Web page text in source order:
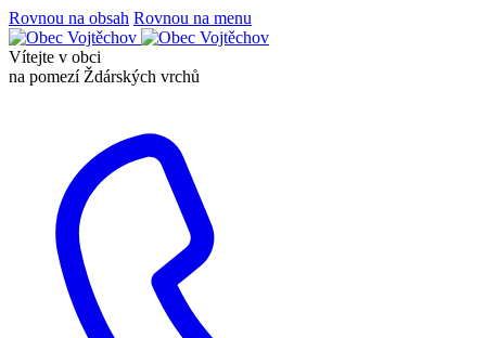
Rovnou na obsah Rovnou na menu
Vítejte v obci
na pomezí Ždárských vrchů